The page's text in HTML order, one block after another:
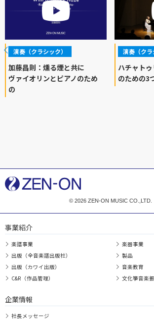
演奏（クラシック）
加藤昌則：燻る煙と共に
ヴァイオリンとピアノのため
の
演奏（クラ
ハチャト
のための3
© 2026 ZEN-ON MUSIC CO.,LTD.
事業紹介
楽譜事業
出版（全音楽譜出版社）
出版（カワイ出版）
C&R（作品管理）
楽器事業
製品
音楽教育
文化箏音楽
企業情報
社長メッセージ